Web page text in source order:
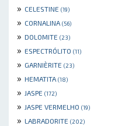
» CELESTINE (19)
» CORNALINA (56)
» DOLOMITE (23)
» ESPECTRÓLITO (11)
» GARNIÈRITE (23)
» HEMATITA (18)
» JASPE (172)
» JASPE VERMELHO (19)
» LABRADORITE (202)